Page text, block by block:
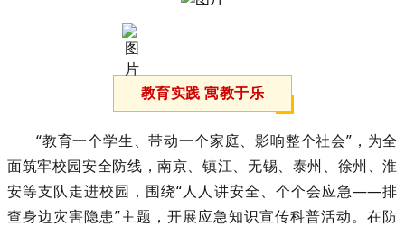
教育实践 寓教于乐
“教育一个学生、带动一个家庭、影响整个社会”，为全
面筑牢校园安全防线，南京、镇江、无锡、泰州、徐州、淮
安等支队走进校园，围绕“人人讲安全、个个会应急——排
查身边灾害隐患”主题，开展应急知识宣传科普活动。在防